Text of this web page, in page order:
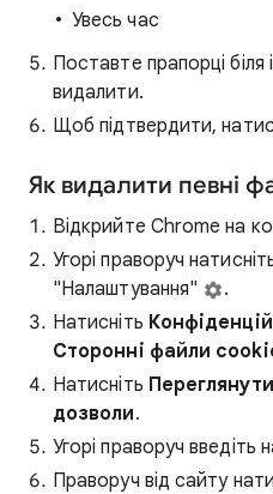
Увесь час
Поставте прапорці біля
видалити.
Щоб підтвердити,
Як видалити певні
Відкрийте Chrome на
Угорі праворуч
"Налаштування"
.
Натисніть
Сторонні файли
Натисніть Переглянути
дозволи.
Угорі праворуч введіть
Праворуч від сайту